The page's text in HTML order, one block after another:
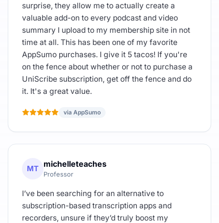
surprise, they allow me to actually create a
valuable add-on to every podcast and video
summary I upload to my membership site in not
time at all. This has been one of my favorite
AppSumo purchases. I give it 5 tacos! If you're
on the fence about whether or not to purchase a
UniScribe subscription, get off the fence and do
it. It's a great value.
via AppSumo
MT michelleteaches
Professor
I’ve been searching for an alternative to
subscription-based transcription apps and
recorders, unsure if they’d truly boost my